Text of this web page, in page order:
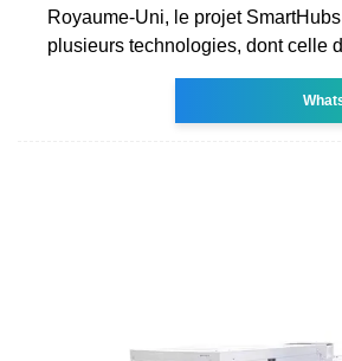
Royaume-Uni, le projet
plusieurs technologies, dont celle